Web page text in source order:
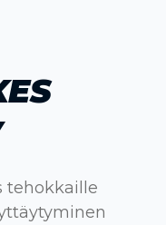
tehokkaille